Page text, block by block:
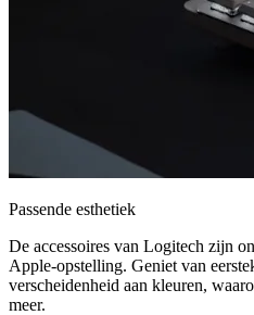
Passende esthetiek
De accessoires van Logitech zijn
Apple-opstelling. Geniet van
verscheidenheid aan kleuren,
meer.